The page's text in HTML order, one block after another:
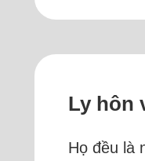
Ly hôn
Họ đều là